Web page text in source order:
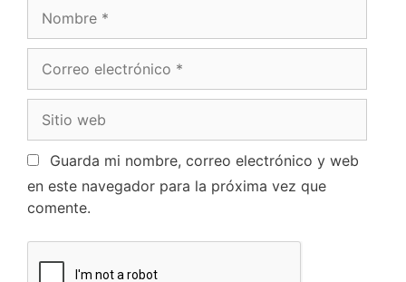
Guarda mi nombre, correo electrónico y web
en este navegador para la próxima vez que
comente.